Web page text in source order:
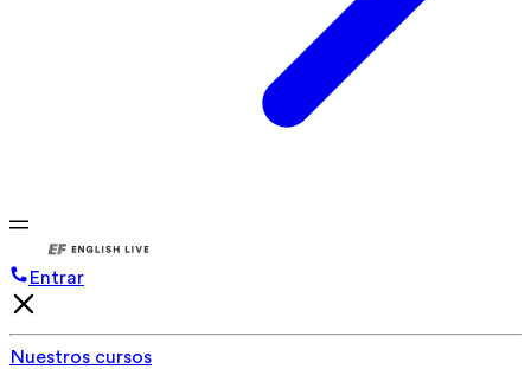
Entrar
Nuestros cursos